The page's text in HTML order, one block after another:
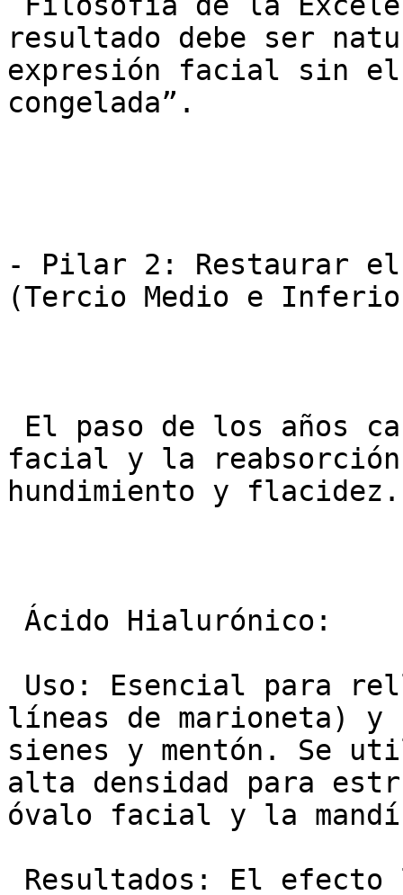
resultado debe ser
expresión facial sin el
congelada”.
- Pilar 2: Restaurar el
(Tercio Medio e
facial y la
hundimiento y flacidez.
líneas de marioneta) y
sienes y mentón. Se
alta densidad para
óvalo facial y la